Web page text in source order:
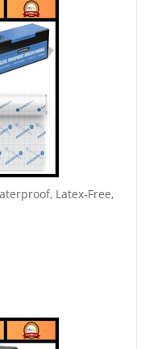
Latex-Free,